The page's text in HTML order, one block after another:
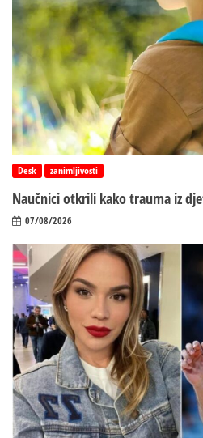
Desk zanimljivosti
Naučnici otkrili kako trauma iz
07/08/2026